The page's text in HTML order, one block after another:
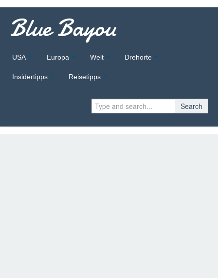
Blue Bayou
USA Europa Welt Drehorte
Insidertipps Reisetipps
Search